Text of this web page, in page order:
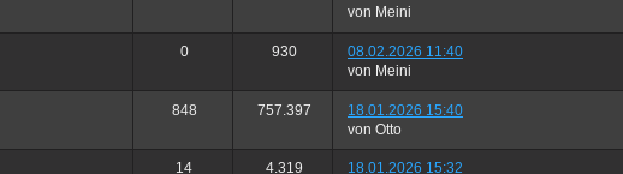
von Meini
0 930
08.02.2026 11:40
von Meini
848 757.397
18.01.2026 15:40
von Otto
14 4.319
18.01.2026 15:32